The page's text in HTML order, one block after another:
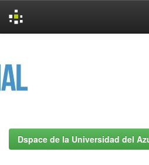
Dspace de la Universidad del